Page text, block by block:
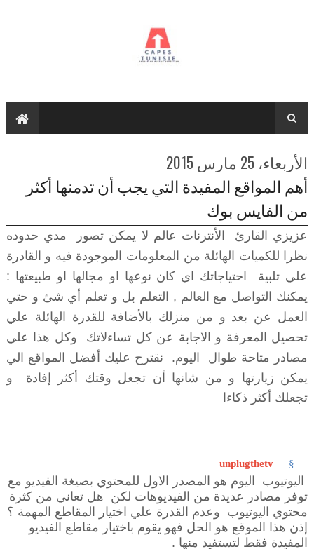
الأربعاء، 25 مارس 2015
أهم المواقع المفيدة التي يجب أن تدمنها أكثر
من الفايس بوك
عزيزي القارئ الأنترنات عالم لا يمكن تصور مدي حدوده
نظرا للكميات الهائلة من المعلومات الموجودة فيه و القادرة
علي تلبية احتياجاتك اي كان نوعها او مجالها او طبيعتها :
يمكنك التواصل مع العالم , التعلم بل و تعلم أي شئ و حتي
العمل عن بعد و من منزلك بالأضافة للقدرة الهائلة علي
تحصيل المعرفة و الاجابة عن كل تساءلاتك وكل هذا علي
مصادر متاحة طوال اليوم.
نقترح عليك أفضل المواقع الي
يمكن زيارتها و من شانها أن تجعل وقتك أكثر إفادة و
تجعلك أكثر ذكاءا
§
unplugthetv
اليوتيوب اليوم هو المصدر الاول للمحتوي بصيغة الفيديو مع
توفر مصادر عديدة من الفيديوهات لكن هل تعاني من كثرة
محتوي اليوتيوب وعدم القدرة علي اختيار المقاطع المهمة ؟
إذن هذا الموقع هو الحل فهو يقوم باختيار مقاطع الفيديو
المفيدة فقط لتستفيد منها .